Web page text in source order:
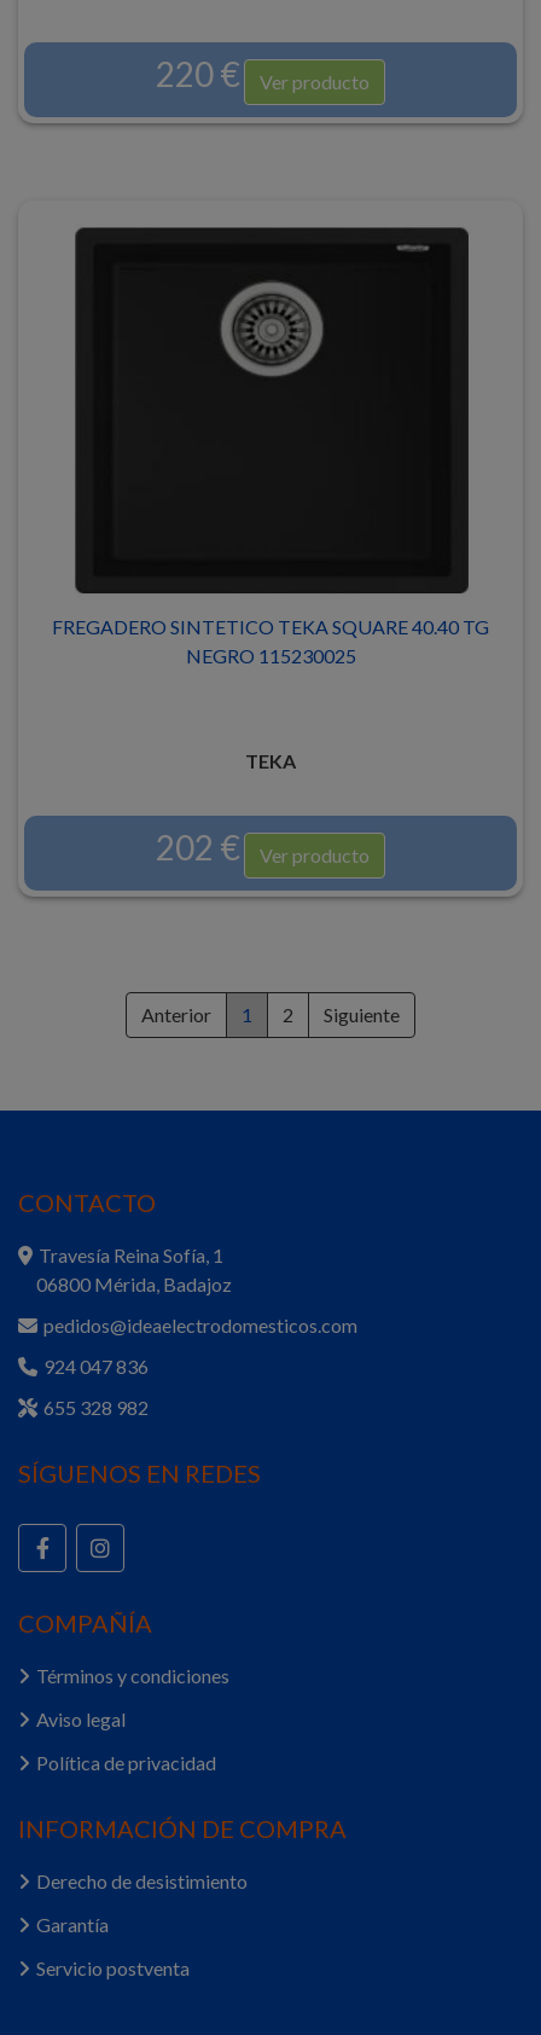
220 € Ver producto
FREGADERO SINTETICO TEKA SQUARE 40.40 TG
NEGRO 115230025
TEKA
202 € Ver producto
Anterior 1 2 Siguiente
CONTACTO
Travesía Reina Sofía, 1
06800 Mérida, Badajoz
pedidos@ideaelectrodomesticos.com
924 047 836
655 328 982
SÍGUENOS EN REDES
COMPAÑÍA
Términos y condiciones
Aviso legal
Política de privacidad
INFORMACIÓN DE COMPRA
Derecho de desistimiento
Garantía
Servicio postventa